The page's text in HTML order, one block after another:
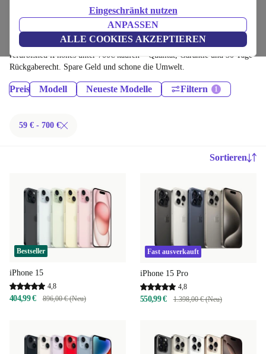
Eingeschränkt nutzen
ANPASSEN
ALLE COOKIES AKZEPTIEREN
Handys & Smartphones
iPhones:
refurbished iPhones unter 700€ kaufen – Qualität, Garantie und 30 Tage
Rückgaberecht. Spare Geld und schone die Umwelt.
Preis Modell Neueste Modelle Filtern
59 € - 700 €
Sortieren
Bestseller
iPhone 15
4,8
404,99 € 896,00 € (Neu)
Fast ausverkauft
iPhone 15 Pro
4,8
550,99 € 1.398,00 € (Neu)